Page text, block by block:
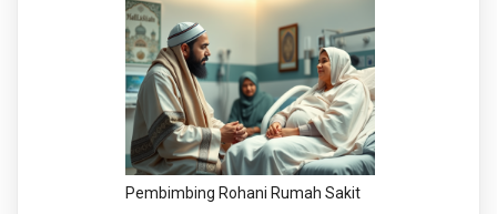
Ibadah
Haji
Pembimbing Rohani Rumah Sakit